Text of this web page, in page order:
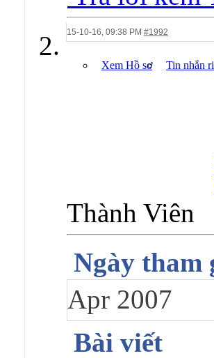
15-10-16, 09:38 PM #1992
Xem Hồ sơ Tin nhắn
Thành Viên
Ngày tham
Apr 2007
Bài viết